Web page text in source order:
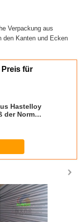
Verpackung aus
den Kanten und Ecken
Preis für
Hastelloy
der Norm